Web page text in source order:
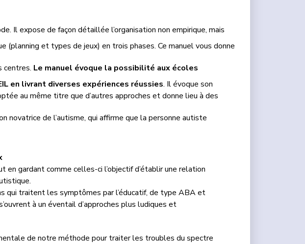
Il expose de façon détaillée l’organisation non empirique, mais
et types de jeux) en trois phases. Ce manuel vous donne
centres. Le manuel évoque la possibilité aux écoles
en livrant diverses expériences réussies. Il évoque son
au même titre que d’autres approches et donne lieu à des
novatrice de l’autisme, qui affirme que la personne autiste
en gardant comme celles-ci l’objectif d’établir une relation
qui traitent les symptômes par l’éducatif, de type ABA et
à un éventail d’approches plus ludiques et
de notre méthode pour traiter les troubles du spectre